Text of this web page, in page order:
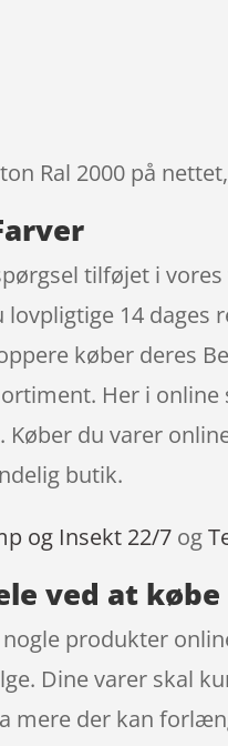
Ral 2000 på
tilføjet i vores
lovpligtige 14
køber deres
Her i
Køber du varer
butik.
og Insekt 22/7 og
ved at
produkter
Dine varer skal
mere der kan